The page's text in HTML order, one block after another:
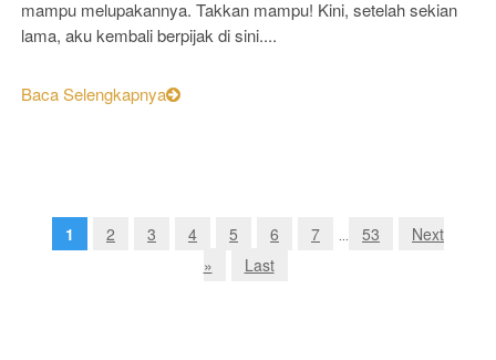
mampu melupakannya. Takkan mampu! Kini, setelah sekian
lama, aku kembali berpijak di sini....
Baca Selengkapnya
1 2 3 4 5 6 7 ... 53
Next
»
Last